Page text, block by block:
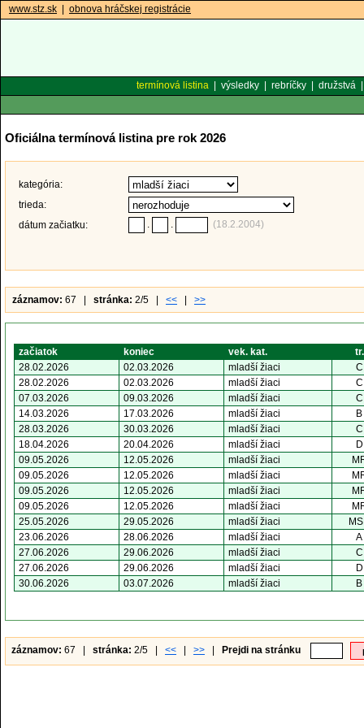
www.stz.sk obnova hráčskej registrácie
termínová listina| výsledky| rebríčky| družstvá
Oficiálna termínová listina pre rok 2026
kategória:
trieda:
dátum začiatku:
. . (18.2.2004)
záznamov: 67 | stránka: 2/5 | << >>
začiatok koniec vek. kat.
tr.
28.02.2026
02.03.2026 mladší žiaci
C
28.02.2026
02.03.2026 mladší žiaci
C
07.03.2026
09.03.2026 mladší žiaci
C
14.03.2026
17.03.2026 mladší žiaci
B
28.03.2026
30.03.2026 mladší žiaci
C
18.04.2026
20.04.2026 mladší žiaci
D
09.05.2026
12.05.2026 mladší žiaci
09.05.2026
12.05.2026 mladší žiaci
09.05.2026
12.05.2026 mladší žiaci
09.05.2026
12.05.2026 mladší žiaci
25.05.2026
29.05.2026 mladší žiaci
23.06.2026
28.06.2026 mladší žiaci
A
27.06.2026
29.06.2026 mladší žiaci
C
27.06.2026
29.06.2026 mladší žiaci
D
30.06.2026
03.07.2026 mladší žiaci B
záznamov: 67 | stránka: 2/5 | << >> Prejdi na stránku